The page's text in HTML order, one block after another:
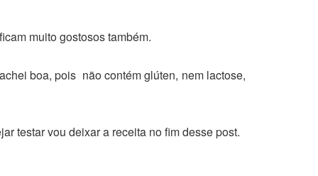
muito gostosos também.
boa, pois não contém glúten, nem lactose,
testar vou deixar a receita no fim desse post.